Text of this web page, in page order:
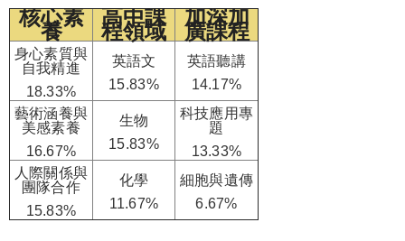
核心素
養
高中課
程領域
加深加
廣課程
身心素質與
自我精進
18.33%
英語文
15.83%
英語聽講
14.17%
藝術涵養與
美感素養
16.67%
生物
15.83%
科技應用專
題
13.33%
人際關係與
團隊合作
15.83%
化學
11.67%
細胞與遺傳
6.67%